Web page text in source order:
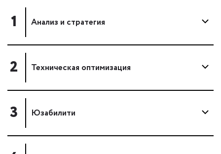
1 Анализ и стратегия
2 Техническая оптимизация
3 Юзабилити